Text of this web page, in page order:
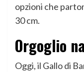
opzioni che
30 cm.
Orgoglio
Oggi, il Gallo di